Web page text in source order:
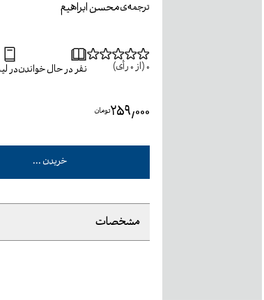
ترجمه‌یمحسن ابراهیم
0 (از 0 رأی) نفر در حال خواندندر
۲۵۹٬۰۰۰تومان
خریدن ...
مشخصات